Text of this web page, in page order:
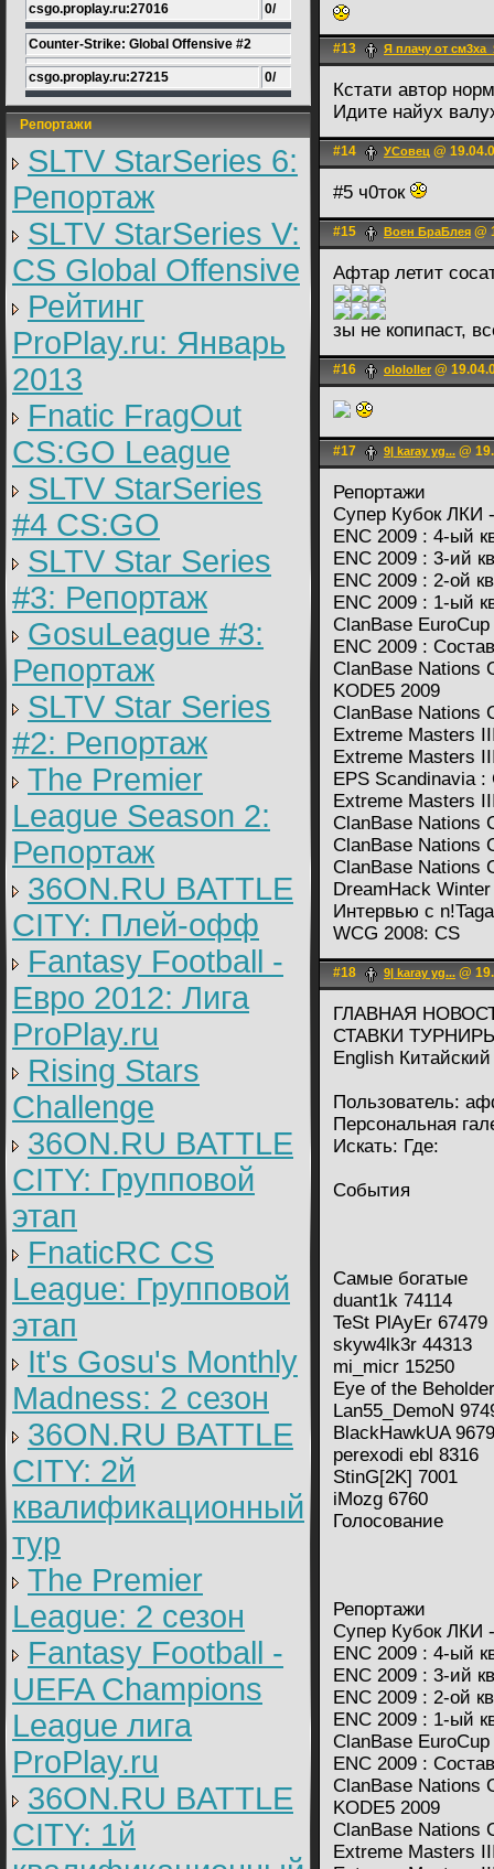
csgo.proplay.ru:27016 0/
Counter-Strike: Global Offensive #2
csgo.proplay.ru:27215 0/
Репортажи
SLTV StarSeries 6:
Репортаж
SLTV StarSeries V:
CS Global Offensive
Рейтинг
ProPlay.ru: Январь
2013
Fnatic FragOut
CS:GO League
SLTV StarSeries
#4 CS:GO
SLTV Star Series
#3: Репортаж
GosuLeague #3:
Репортаж
SLTV Star Series
#2: Репортаж
The Premier
League Season 2:
Репортаж
36ON.RU BATTLE
CITY: Плей-офф
Fantasy Football -
Евро 2012: Лига
ProPlay.ru
Rising Stars
Challenge
36ON.RU BATTLE
CITY: Групповой
этап
FnaticRC CS
League: Групповой
этап
It's Gosu's Monthly
Madness: 2 сезон
36ON.RU BATTLE
CITY: 2й
квалификационный
тур
The Premier
League: 2 cезон
Fantasy Football -
UEFA Champions
League лига
ProPlay.ru
36ON.RU BATTLE
CITY: 1й
#13 Я плачу от
Кстати автор
Идите найух
#14 УСовец @
#5 ч0ток
#15 Воен БраБлея @
Афтар летит
зы не копипаст,
#16 olololler @
#17 9| karay yg... @
Репортажи
Супер Кубок ЛКИ
ENC 2009 : 4-ый
ENC 2009 : 3-ий
ENC 2009 : 2-ой
ENC 2009 : 1-ый
ClanBase
ENC 2009 :
ClanBase
KODE5 2009
ClanBase Nations
Extreme Masters
Extreme Masters
EPS Scandinavia :
Extreme Masters
ClanBase Nations
ClanBase Nations
ClanBase Nations
DreamHack
Интервью с
WCG 2008: CS
#18 9| karay yg... @
ГЛАВНАЯ
СТАВКИ
English Китайский
Пользователь:
Персональная
Искать: Где:
События
Самые богатые
duant1k 74114
TeSt PlAyEr 67479
skyw4lk3r 44313
mi_micr 15250
Eye of the
Lan55_DemoN
BlackHawkUA 9679
perexodi ebl 8316
StinG[2K] 7001
iMozg 6760
Голосование
Репортажи
Супер Кубок ЛКИ
ENC 2009 : 4-ый
ENC 2009 : 3-ий
ENC 2009 : 2-ой
ENC 2009 : 1-ый
ClanBase
ENC 2009 :
ClanBase
KODE5 2009
ClanBase Nations
Extreme Masters